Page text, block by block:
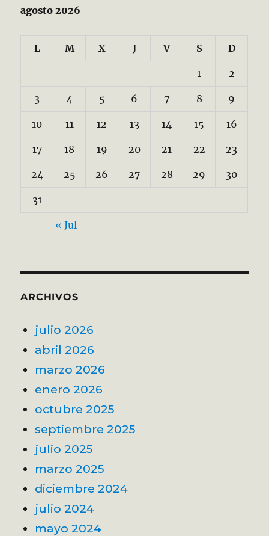
agosto 2026
L M X J V S D
1 2
3 4 5 6 7 8 9
10 11 12 13 14 15 16
17 18 19 20 21 22 23
24 25 26 27 28 29 30
31
« Jul
ARCHIVOS
julio 2026
abril 2026
marzo 2026
enero 2026
octubre 2025
septiembre 2025
julio 2025
marzo 2025
diciembre 2024
julio 2024
mayo 2024